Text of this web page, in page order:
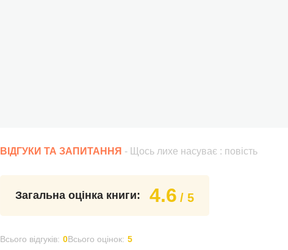
ВІДГУКИ ТА ЗАПИТАННЯ - Щось лихе насуває : повість
Загальна оцінка книги: 4.6 / 5
Всього відгуків: 0Всього оцінок: 5